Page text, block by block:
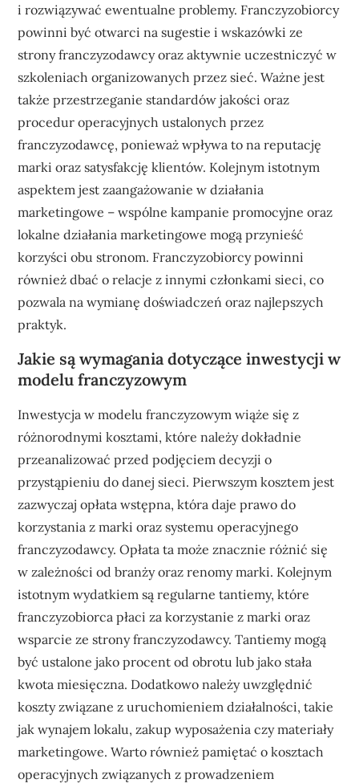
i rozwiązywać ewentualne problemy. Franczyzobiorcy
powinni być otwarci na sugestie i wskazówki ze
strony franczyzodawcy oraz aktywnie uczestniczyć w
szkoleniach organizowanych przez sieć. Ważne jest
także przestrzeganie standardów jakości oraz
procedur operacyjnych ustalonych przez
franczyzodawcę, ponieważ wpływa to na reputację
marki oraz satysfakcję klientów. Kolejnym istotnym
aspektem jest zaangażowanie w działania
marketingowe – wspólne kampanie promocyjne oraz
lokalne działania marketingowe mogą przynieść
korzyści obu stronom. Franczyzobiorcy powinni
również dbać o relacje z innymi członkami sieci, co
pozwala na wymianę doświadczeń oraz najlepszych
praktyk.
Jakie są wymagania dotyczące inwestycji w
modelu franczyzowym
Inwestycja w modelu franczyzowym wiąże się z
różnorodnymi kosztami, które należy dokładnie
przeanalizować przed podjęciem decyzji o
przystąpieniu do danej sieci. Pierwszym kosztem jest
zazwyczaj opłata wstępna, która daje prawo do
korzystania z marki oraz systemu operacyjnego
franczyzodawcy. Opłata ta może znacznie różnić się
w zależności od branży oraz renomy marki. Kolejnym
istotnym wydatkiem są regularne tantiemy, które
franczyzobiorca płaci za korzystanie z marki oraz
wsparcie ze strony franczyzodawcy. Tantiemy mogą
być ustalone jako procent od obrotu lub jako stała
kwota miesięczna. Dodatkowo należy uwzględnić
koszty związane z uruchomieniem działalności, takie
jak wynajem lokalu, zakup wyposażenia czy materiały
marketingowe. Warto również pamiętać o kosztach
operacyjnych związanych z prowadzeniem